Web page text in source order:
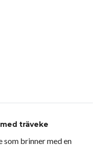
träveke
brinner med en